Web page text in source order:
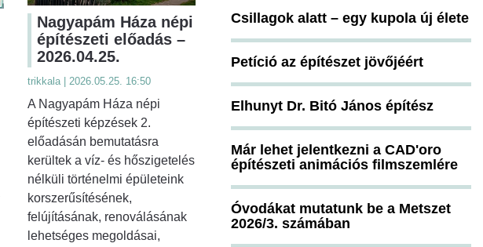
Nagyapám Háza népi
építészeti előadás –
2026.04.25.
trikkala | 2026.05.25. 16:50
A Nagyapám Háza népi
építészeti képzések 2.
előadásán bemutatásra
kerültek a víz- és hőszigetelés
nélküli történelmi épületeink
korszerűsítésének,
felújításának, renoválásának
lehetséges megoldásai,
Csillagok alatt – egy kupola új élete
Petíció az építészet jövőjéért
Elhunyt Dr. Bitó János építész
Már lehet jelentkezni a CAD'oro
építészeti animációs filmszemlére
Óvodákat mutatunk be a Metszet
2026/3. számában